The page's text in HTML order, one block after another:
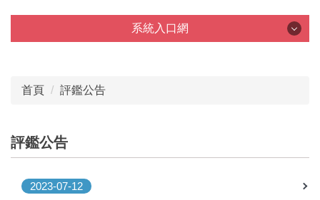
系統入口網
首頁 評鑑公告
評鑑公告
2023-07-12